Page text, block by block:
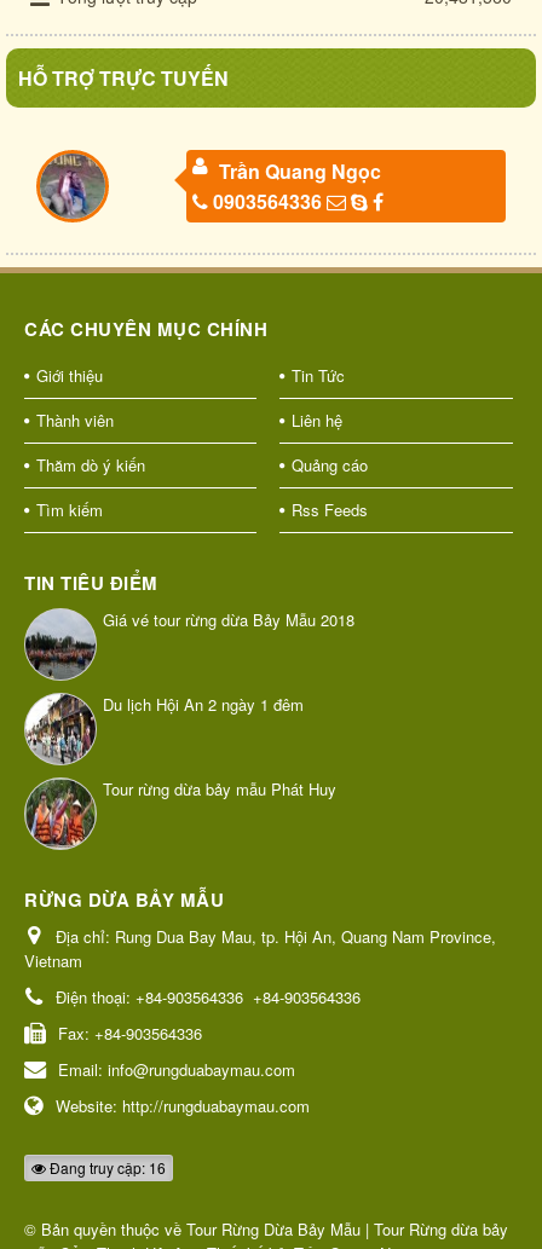
HỖ TRỢ TRỰC TUYẾN
Trần Quang Ngọc
0903564336
CÁC CHUYÊN MỤC CHÍNH
Giới thiệu
Tin Tức
Thành viên
Liên hệ
Thăm dò ý kiến
Quảng cáo
Tìm kiếm
Rss Feeds
TIN TIÊU ĐIỂM
Giá vé tour rừng dừa Bảy Mẫu 2018
Du lịch Hội An 2 ngày 1 đêm
Tour rừng dừa bảy mẫu Phát Huy
RỪNG DỪA BẢY MẪU
Địa chỉ: Rung Dua Bay Mau, tp. Hội An, Quang Nam Province,
Vietnam
Điện thoại: +84-903564336 +84-903564336
Fax: +84-903564336
Email: info@rungduabaymau.com
Website: http://rungduabaymau.com
Đang truy cập: 16
© Bản quyền thuộc về Tour Rừng Dừa Bảy Mẫu | Tour Rừng dừa bảy